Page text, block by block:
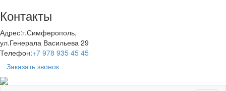
Контакты
Адрес:г.Симферополь,
ул.Генерала Васильева 29
Телефон:+7 978 935 45 45
Заказать звонок